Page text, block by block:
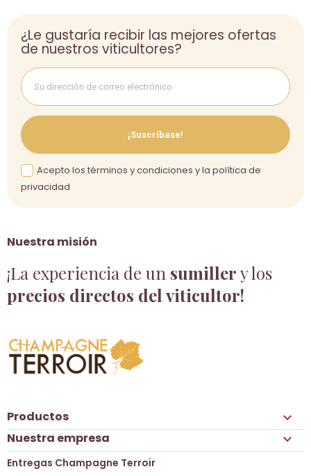
Nuestra misión
¡La experiencia de un sumillery los
precios directos del viticultor!
¿Le gustaría recibir las mejores ofertas
de nuestros viticultores?
¡Suscríbase!
Acepto los términos y condiciones y la política de
privacidad
Productos 
Nuestra empresa 
Entregas Champagne Terroir